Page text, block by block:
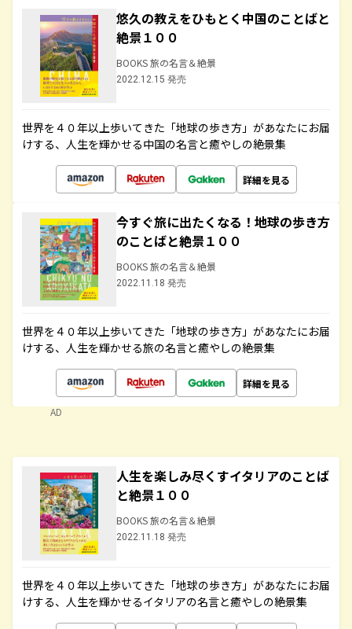
悠久の教えをひもとく中国のことばと
絶景１００
BOOKS 旅の名言＆絶景
2022.12.15 発売
世界を４０年以上歩いてきた「地球の歩き方」があなたにお届
けする、人生を輝かせる中国の名言と癒やしの絶景集
詳細を見る
今すぐ旅に出たくなる！地球の歩き方
のことばと絶景１００
BOOKS 旅の名言＆絶景
2022.11.18 発売
世界を４０年以上歩いてきた「地球の歩き方」があなたにお届
けする、人生を輝かせる旅の名言と癒やしの絶景集
詳細を見る
AD
人生を楽しみ尽くすイタリアのことば
と絶景１００
BOOKS 旅の名言＆絶景
2022.11.18 発売
世界を４０年以上歩いてきた「地球の歩き方」があなたにお届
けする、人生を輝かせるイタリアの名言と癒やしの絶景集